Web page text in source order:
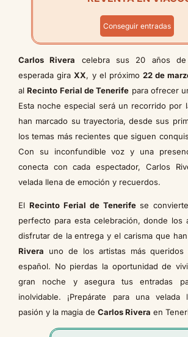
Conseguir entradas
Carlos Rivera celebra sus 20 años
esperada gira XX, y el próximo22 de
alRecinto Ferial de Tenerife para ofrecer
Esta noche especial será un recorrido por
han marcado su trayectoria, desde sus
los temas más recientes que siguen
Con su inconfundible voz y una
conecta con cada espectador, Carlos
velada llena de emoción y recuerdos.
El Recinto Ferial de Tenerifese
perfecto para esta celebración, donde los
disfrutar de la entrega y el carisma que
Rivera uno de los artistas más
español. No pierdas la oportunidad de
gran noche y asegura tus entradas
inolvidable. ¡Prepárate para una velada
pasión y la magia de Carlos Rivera en